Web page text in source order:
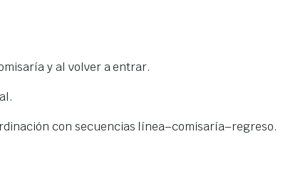
y al volver a entrar.
con secuencias línea–comisaría–regreso.